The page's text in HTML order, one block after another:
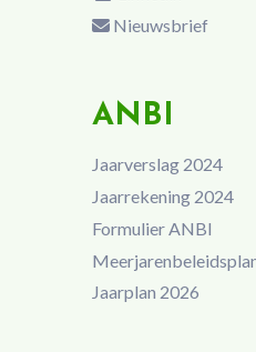
Nieuwsbrief
ANBI
Jaarverslag 2024
Jaarrekening 2024
Formulier ANBI
Jaarplan 2026